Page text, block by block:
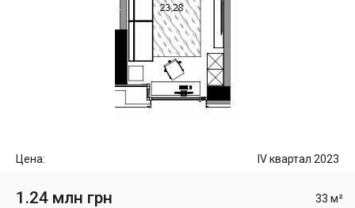
Цена: IV квартал 2023
1.24 млн грн 33 м²